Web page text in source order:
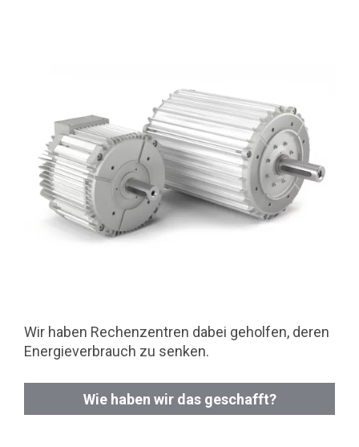
Wir haben Rechenzentren dabei geholfen, deren
Energieverbrauch zu senken.
Wie haben wir das geschafft?